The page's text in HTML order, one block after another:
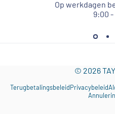
Op werkdagen
9:00 -
© 2026 TAY
TerugbetalingsbeleidPrivacybeleid